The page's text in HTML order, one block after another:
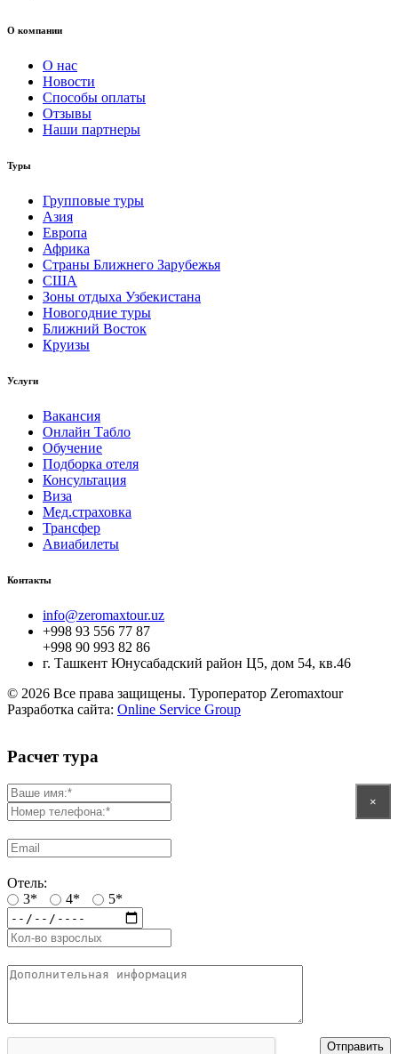
О компании
О нас
Новости
Способы оплаты
Отзывы
Наши партнеры
Туры
Групповые туры
Азия
Европа
Африка
Страны Ближнего Зарубежья
США
Зоны отдыха Узбекистана
Новогодние туры
Ближний Восток
Круизы
Услуги
Вакансия
Онлайн Табло
Обучение
Подборка отеля
Консультация
Виза
Мед.страховка
Трансфер
Авиабилеты
Контакты
info@zeromaxtour.uz
+998 93 556 77 87
+998 90 993 82 86
г. Ташкент Юнусабадский район Ц5, дом 54, кв.46
© 2026 Все права защищены. Туроператор Zeromaxtour
Разработка сайта: Online Service Group
Расчет тура
×
Отель:
3*
4* 5*